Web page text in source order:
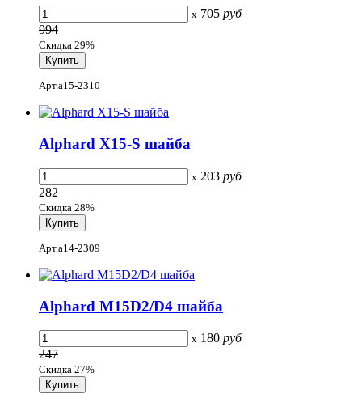
x 705 руб
994
Скидка 29%
Арт.a15-2310
Alphard X15-S шайба
x 203 руб
282
Скидка 28%
Арт.a14-2309
Alphard M15D2/D4 шайба
x 180 руб
247
Скидка 27%